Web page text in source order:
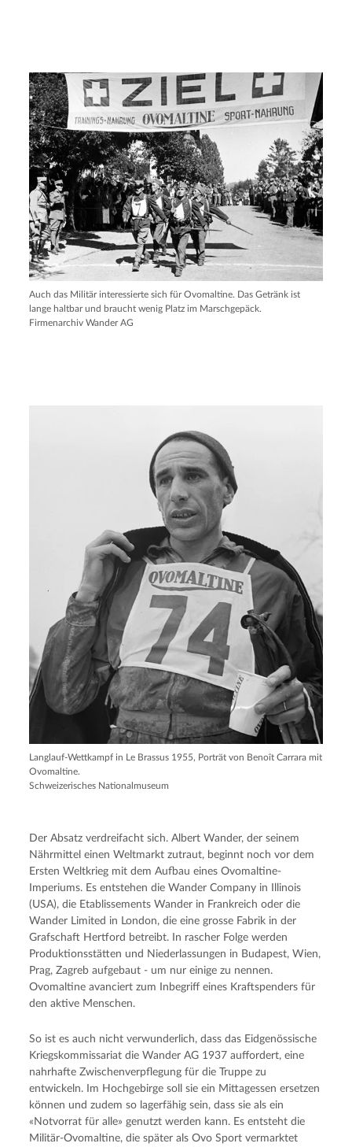
Auch das Militär interessierte sich für Ovomaltine. Das Getränk ist
lange haltbar und braucht wenig Platz im Marschgepäck.
Firmenarchiv Wander AG
Langlauf-Wettkampf in Le Brassus 1955, Porträt von Benoît Carrara mit
Ovomaltine.
Schweizerisches Nationalmuseum
Der Absatz verdreifacht sich. Albert Wander, der seinem
Nährmittel einen Weltmarkt zutraut, beginnt noch vor dem
Ersten Weltkrieg mit dem Aufbau eines Ovomaltine-
Imperiums. Es entstehen die Wander Company in Illinois
(USA), die Etablissements Wander in Frankreich oder die
Wander Limited in London, die eine grosse Fabrik in der
Grafschaft Hertford betreibt. In rascher Folge werden
Produktionsstätten und Niederlassungen in Budapest, Wien,
Prag, Zagreb aufgebaut - um nur einige zu nennen.
Ovomaltine avanciert zum Inbegriff eines Kraftspenders für
den aktive Menschen.
So ist es auch nicht verwunderlich, dass das Eidgenössische
Kriegskommissariat die Wander AG 1937 auffordert, eine
nahrhafte Zwischenverpflegung für die Truppe zu
entwickeln. Im Hochgebirge soll sie ein Mittagessen ersetzen
können und zudem so lagerfähig sein, dass sie als ein
«Notvorrat für alle» genutzt werden kann. Es entsteht die
Militär-Ovomaltine, die später als Ovo Sport vermarktet